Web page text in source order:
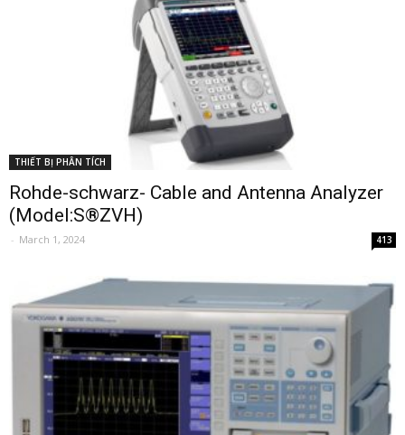
THIẾT BỊ PHÂN TÍCH
Rohde-schwarz- Cable and Antenna Analyzer
(Model:S®ZVH)
- March 1, 2024 413